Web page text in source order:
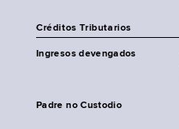
Créditos Tributarios
Ingresos devengados
Padre no Custodio